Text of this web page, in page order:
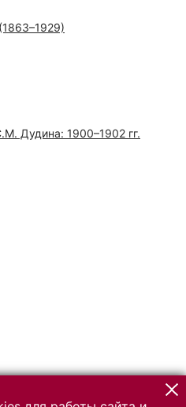
Дудина: 1900–1902 гг.